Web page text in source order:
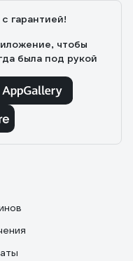
гарантией!
чтобы
была под рукой